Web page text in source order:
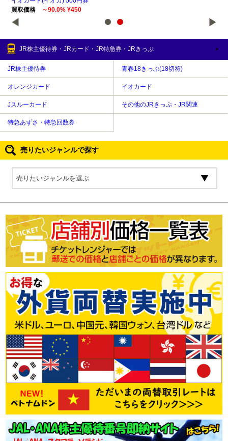
買取価格
～90.0% ¥450
JR株主優待券・JRカード・JR特急券・JRきっぷ
JR株主優待券 青春18きっぷ(18切符)
オレンジカード イオカード
Jスルーカード その他のJRきっぷ・JR関連
特急あずさ・特急回数券
売りたいジャンルで探す